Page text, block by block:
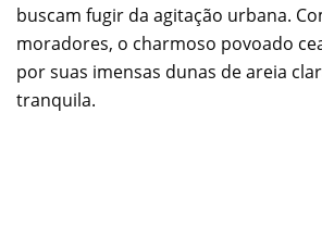
buscam fugir da agitação urbana.
moradores, o charmoso povoado
por suas imensas dunas de areia
tranquila.